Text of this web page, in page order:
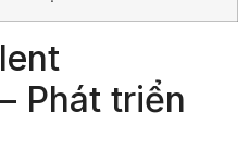
Phát triển